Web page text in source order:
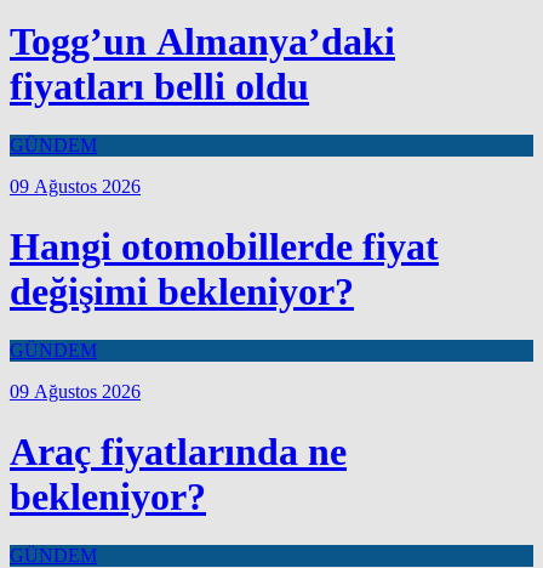
Togg’un Almanya’daki
fiyatları belli oldu
GÜNDEM
09 Ağustos 2026
Hangi otomobillerde fiyat
değişimi bekleniyor?
GÜNDEM
09 Ağustos 2026
Araç fiyatlarında ne
bekleniyor?
GÜNDEM